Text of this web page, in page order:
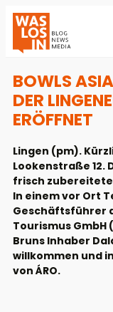
BOWLS
DER
ERÖFFNET
Lingen (pm).
Lookenstraße 12.
frisch
In einem vor Ort
Geschäftsführer
Tourismus GmbH
Bruns Inhaber
willkommen und
von ÁRO.